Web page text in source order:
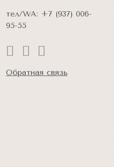
тел/WA: +7 (937) 006-
95-55
Обратная связь